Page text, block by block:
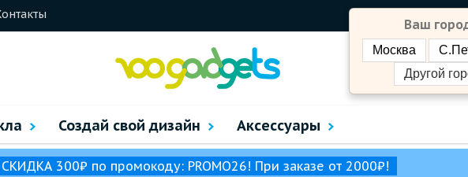
Ваш
Москва
Другой
Создай свой дизайн Аксессуары
СКИДКА 300₽ по промокоду: PROMO26! При заказе от 2000₽!